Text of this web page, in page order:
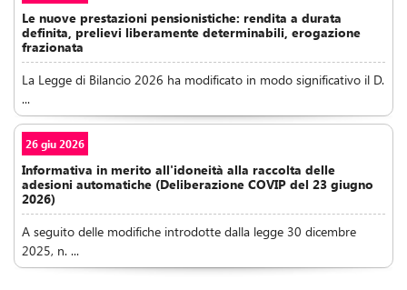
Le nuove prestazioni pensionistiche: rendita a durata
definita, prelievi liberamente determinabili, erogazione
frazionata
La Legge di Bilancio 2026 ha modificato in modo significativo il D.
...
26 giu 2026
Informativa in merito all'idoneità alla raccolta delle
adesioni automatiche (Deliberazione COVIP del 23 giugno
2026)
A seguito delle modifiche introdotte dalla legge 30 dicembre
2025, n. ...